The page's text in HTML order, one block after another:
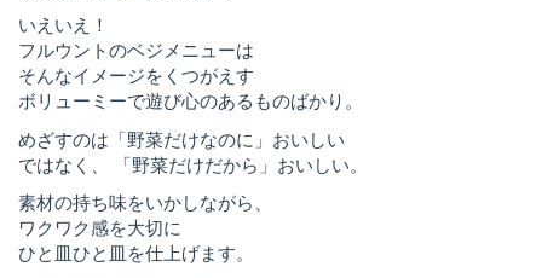
いえいえ！
フルウントのベジメニューは
そんなイメージをくつがえす
ボリューミーで遊び心のあるものばかり。
めざすのは「野菜だけなのに」おいしい
ではなく、 「野菜だけだから」おいしい。
素材の持ち味をいかしながら、
ワクワク感を大切に
ひと皿ひと皿を仕上げます。